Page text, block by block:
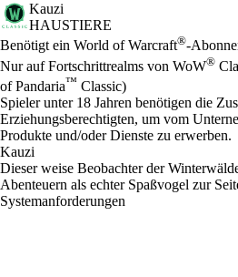
Kauzi
HAUSTIERE
Preis
Available actions
Benötigt ein World of Warcraft®-
Nur auf Fortschrittrealms von WoW®
of Pandaria™ Classic)
Spieler unter 18 Jahren benötigen die
Erziehungsberechtigten, um vom
Produkte und/oder Dienste zu erwerben.
Kauzi
Dieser weise Beobachter der
Abenteuern als echter Spaßvogel zur
Systemanforderungen